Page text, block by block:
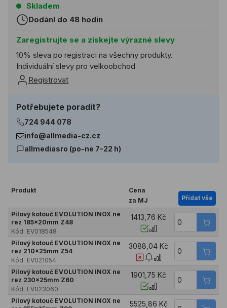
Skladem
Dodání do 48 hodin
Zaregistrujte se a získejte výrazné slevy
10% sleva po registraci na všechny produkty.
Individuální slevy pro velkoobchod
Registrovat
Potřebujete poradit?
724 944 078
info@allmedia-cz.cz
allmediasro (po-ne 7-22 h)
Produkt
Cena
za MJ
Přidat vše
Pilový kotouč EVOLUTION INOX ne
rez 185x20mm Z48
Kód: EV018548
1413,76 Kč
Pilový kotouč EVOLUTION INOX ne
rez 210x25mm Z54
Kód: EV021054
3088,04 Kč
Pilový kotouč EVOLUTION INOX ne
rez 230x25mm Z60
Kód: EV023060
1901,75 Kč
Pilový kotouč EVOLUTION INOX ne
5525,86 Kč